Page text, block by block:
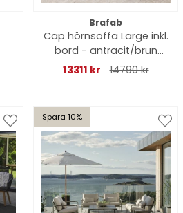
Brafab
Cap hörnsoffa Large inkl.
bord - antracit/brun
dyna
13311 kr 14790 kr
Spara 10%